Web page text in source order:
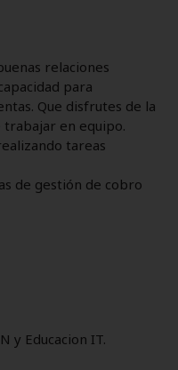
relaciones
para
Que disfrutes de la
trabajar en equipo.
tareas
de gestión de cobro
y Educacion IT.